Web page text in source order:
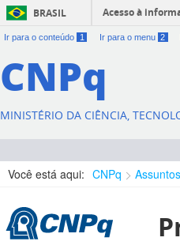
BRASIL Acesso à
Ir para o conteúdo 1 Ir para o menu 2
CNPq
MINISTÉRIO DA CIÊNCIA,
Você está aqui: CNPq Assuntos